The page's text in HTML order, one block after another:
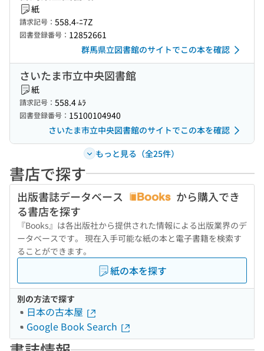
紙
請求記号： 558.4-ﾆ7Z
図書登録番号： 12852661
群馬県立図書館のサイトでこの本を確認
さいたま市立中央図書館
紙
請求記号： 558.4 ﾑﾗ
図書登録番号： 15100104940
さいたま市立中央図書館のサイトでこの本を確認
もっと見る（全25件）
書店で探す
出版書誌データベース
から購入でき
る書店を探す
『Books』は各出版社から提供された情報による出版業界のデ
ータベースです。 現在入手可能な紙の本と電子書籍を検索す
ることができます。
紙の本を探す
別の方法で探す
日本の古本屋
Google Book Search